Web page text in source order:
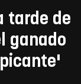
tarde de
ganado